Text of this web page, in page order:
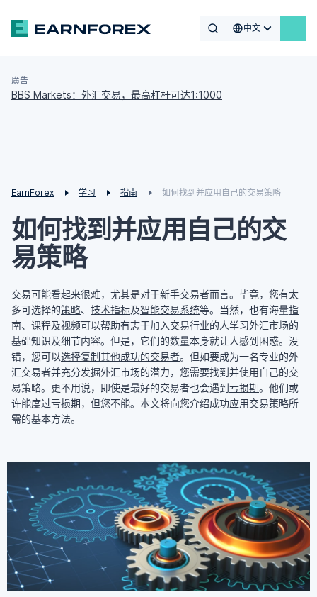
中文
廣告
BBS Markets：外汇交易，最高杠杆可达1:1000
EarnForex 学习 指南 如何找到并应用自己的交易策略
如何找到并应用自己的交
易策略
交易可能看起来很难，尤其是对于新手交易者而言。毕竟，您有太
多可选择的策略、 技术指标及智能交易系统等。当然，也有海量指
南、课程及视频可以帮助有志于加入交易行业的人学习外汇市场的
基础知识及细节内容。但是，它们的数量本身就让人感到困惑。没
错，您可以选择复制其他成功的交易者。但如要成为一名专业的外
汇交易者并充分发掘外汇市场的潜力，您需要找到并使用自己的交
易策略。更不用说，即使是最好的交易者也会遇到亏损期。他们或
许能度过亏损期，但您不能。本文将向您介绍成功应用交易策略所
需的基本方法。